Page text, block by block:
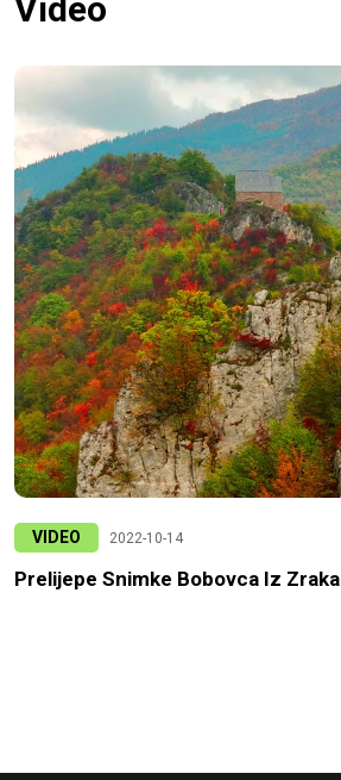
Video
VIDEO 2022-10-14
Prelijepe Snimke Bobovca Iz Zraka